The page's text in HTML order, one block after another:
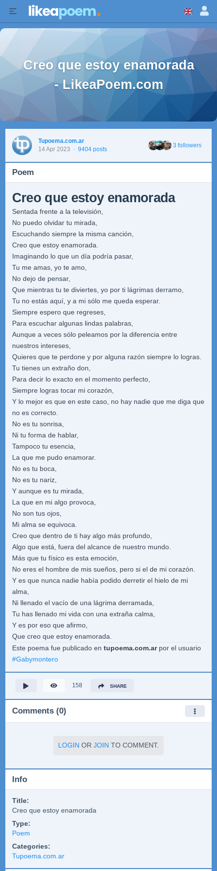
Creo que estoy enamorada
- LikeaPoem.com
Tupoema.com.ar
14 Apr 2023 · 9404 posts
3 followers
Poem
Creo que estoy enamorada
Sentada frente a la televisión,
No puedo olvidar tu mirada,
Escuchando siempre la misma canción,
Creo que estoy enamorada.
Imaginando lo que un día podría pasar,
Tu me amas, yo te amo,
No dejo de pensar,
Que mientras tu te diviertes, yo por ti lágrimas derramo,
Tu no estás aquí, y a mi sólo me queda esperar.
Siempre espero que regreses,
Para escuchar algunas lindas palabras,
Aunque a veces sólo peleamos por la diferencia entre
nuestros intereses,
Quieres que te perdone y por alguna razón siempre lo logras.
Tu tienes un extraño don,
Para decir lo exacto en el momento perfecto,
Siempre logras tocar mi corazón,
Y lo mejor es que en este caso, no hay nadie que me diga que
no es correcto.
No es tu sonrisa,
Ni tu forma de hablar,
Tampoco tu esencia,
La que me pudo enamorar.
No es tu boca,
No es tu nariz,
Y aunque es tu mirada,
La que en mi algo provoca,
No son tus ojos,
Mi alma se equivoca.
Creo que dentro de ti hay algo más profundo,
Algo que está, fuera del alcance de nuestro mundo.
Más que tu físico es esta emoción,
No eres el hombre de mis sueños, pero si el de mi corazón.
Y es que nunca nadie había podido derretir el hielo de mi
alma,
Ni llenado el vacío de una lágrima derramada,
Tu has llenado mi vida con una extraña calma,
Y es por eso que afirmo,
Que creo que estoy enamorada.
Este poema fue publicado en tupoema.com.arpor el usuario
#Gabymontero
158 SHARE
Comments (0)
LOGIN OR JOIN TO COMMENT.
Info
Title:
Creo que estoy enamorada
Type:
Poem
Categories:
Tupoema.com.ar